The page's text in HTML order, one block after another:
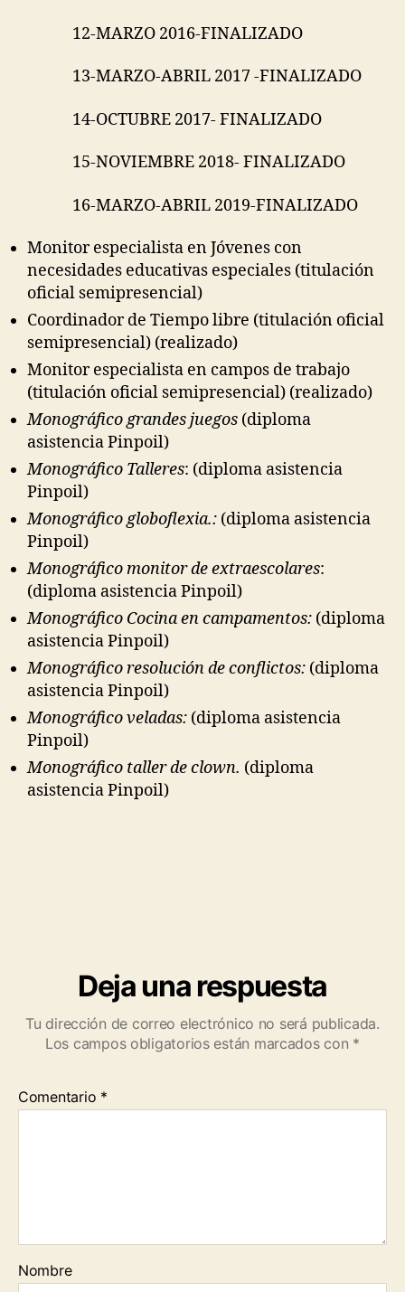
12-MARZO 2016-FINALIZADO
13-MARZO-ABRIL 2017 -FINALIZADO
14-OCTUBRE 2017- FINALIZADO
15-NOVIEMBRE 2018- FINALIZADO
16-MARZO-ABRIL 2019-FINALIZADO
Monitor especialista en Jóvenes con
necesidades educativas especiales (titulación
oficial semipresencial)
Coordinador de Tiempo libre (titulación oficial
semipresencial) (realizado)
Monitor especialista en campos de trabajo
(titulación oficial semipresencial) (realizado)
Monográfico grandes juegos (diploma
asistencia Pinpoil)
Monográfico Talleres: (diploma asistencia
Pinpoil)
Monográfico globoflexia.: (diploma asistencia
Pinpoil)
Monográfico monitor de extraescolares:
(diploma asistencia Pinpoil)
Monográfico Cocina en campamentos: (diploma
asistencia Pinpoil)
Monográfico resolución de conflictos: (diploma
asistencia Pinpoil)
Monográfico veladas: (diploma asistencia
Pinpoil)
Monográfico taller de clown. (diploma
asistencia Pinpoil)
Deja una respuesta
Tu dirección de correo electrónico no será publicada.
Los campos obligatorios están marcados con *
Comentario *
Nombre